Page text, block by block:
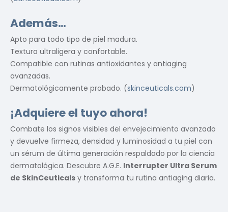
Además…
Apto para todo tipo de piel madura.
Textura ultraligera y confortable.
Compatible con rutinas antioxidantes y antiaging
avanzadas.
Dermatológicamente probado. (skinceuticals.com)
¡Adquiere el tuyo ahora!
Combate los signos visibles del envejecimiento avanzado
y devuelve firmeza, densidad y luminosidad a tu piel con
un sérum de última generación respaldado por la ciencia
dermatológica. Descubre A.G.E. Interrupter Ultra Serum
de SkinCeuticals y transforma tu rutina antiaging diaria.